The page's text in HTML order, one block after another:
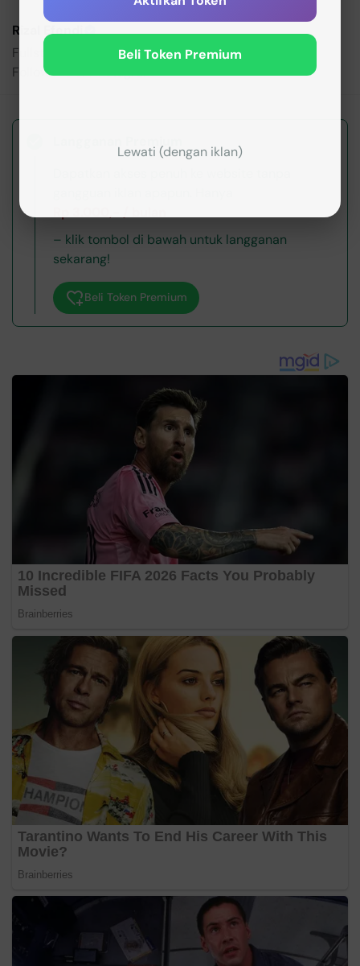
Rizal Efendi
Fullstack web developer at Script MLBB.
Follow me on:Instagram
– klik tombol di bawah untuk langganan
sekarang!
Beli Token Premium
Beli Token Premium
Lewati (dengan iklan)